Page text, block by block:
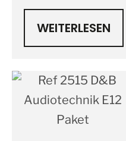
WEITERLESEN